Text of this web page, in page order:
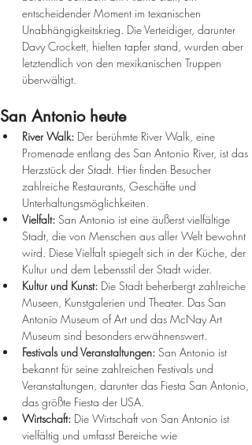
entscheidender Moment im texanischen
Unabhängigkeitskrieg. Die Verteidiger, darunter
Davy Crockett, hielten tapfer stand, wurden aber
letztendlich von den mexikanischen Truppen
überwältigt.
San Antonio heute
River Walk: Der berühmte River Walk, eine
Promenade entlang des San Antonio River, ist das
Herzstück der Stadt. Hier finden Besucher
zahlreiche Restaurants, Geschäfte und
Unterhaltungsmöglichkeiten.
Vielfalt: San Antonio ist eine äußerst vielfältige
Stadt, die von Menschen aus aller Welt bewohnt
wird. Diese Vielfalt spiegelt sich in der Küche, der
Kultur und dem Lebensstil der Stadt wider.
Kultur und Kunst: Die Stadt beherbergt zahlreiche
Museen, Kunstgalerien und Theater. Das San
Antonio Museum of Art und das McNay Art
Museum sind besonders erwähnenswert.
Festivals und Veranstaltungen: San Antonio ist
bekannt für seine zahlreichen Festivals und
Veranstaltungen, darunter das Fiesta San Antonio,
das größte Fiesta der USA.
Wirtschaft: Die Wirtschaft von San Antonio ist
vielfältig und umfasst Bereiche wie